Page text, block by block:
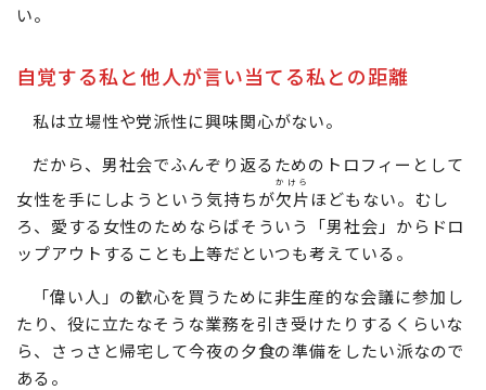
い。
自覚する私と他人が言い当てる私との距離
私は立場性や党派性に興味関心がない。
だから、男社会でふんぞり返るためのトロフィーとして
女性を手にしようという気持ちが欠片
かけら
ほどもない。むし
ろ、愛する女性のためならばそういう「男社会」からドロ
ップアウトすることも上等だといつも考えている。
「偉い人」の歓心を買うために非生産的な会議に参加し
たり、役に立たなそうな業務を引き受けたりするくらいな
ら、さっさと帰宅して今夜の夕食の準備をしたい派なので
ある。